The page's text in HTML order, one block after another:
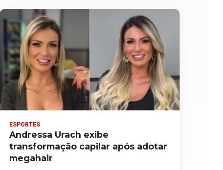
ESPORTES
Andressa Urach exibe
transformação capilar após adotar
megahair